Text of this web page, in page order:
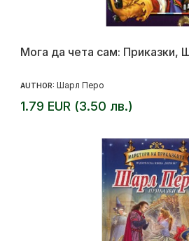
Мога да чета сам: Приказки,
AUTHOR: Шарл Перо
1.79 EUR (3.50 лв.)